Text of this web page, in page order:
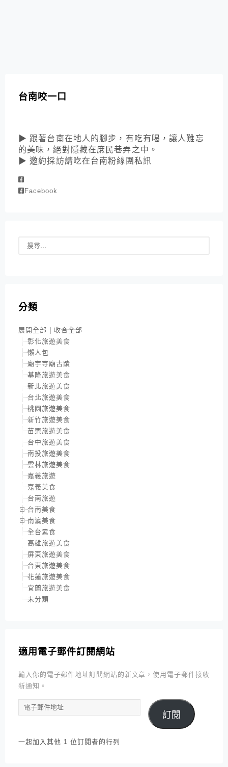
台南咬一口
▶ 跟著台南在地人的腳步，有吃有喝，讓人難忘
的美味，絕對隱藏在庶民巷弄之中。
▶ 邀約採訪請吃在台南粉絲團私訊
Facebook
分類
展開全部 | 收合全部
彰化旅遊美食
懶人包
廟宇寺廟古蹟
基隆旅遊美食
新北旅遊美食
台北旅遊美食
桃園旅遊美食
新竹旅遊美食
苗栗旅遊美食
台中旅遊美食
南投旅遊美食
雲林旅遊美食
嘉義旅遊
嘉義美食
台南旅遊
台南美食
南瀛美食
全台素食
高雄旅遊美食
屏東旅遊美食
台東旅遊美食
花蓮旅遊美食
宜蘭旅遊美食
未分類
適用電子郵件訂閱網站
輸入你的電子郵件地址訂閱網站的新文章，使用電子郵件接收
新通知。
電
子
件
訂閱
一起加入其他 1 位訂閱者的行列